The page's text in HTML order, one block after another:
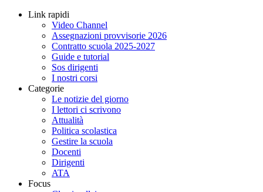
Link rapidi
Video Channel
Assegnazioni provvisorie 2026
Contratto scuola 2025-2027
Guide e tutorial
Sos dirigenti
I nostri corsi
Categorie
Le notizie del giorno
I lettori ci scrivono
Attualità
Politica scolastica
Gestire la scuola
Docenti
Dirigenti
ATA
Focus